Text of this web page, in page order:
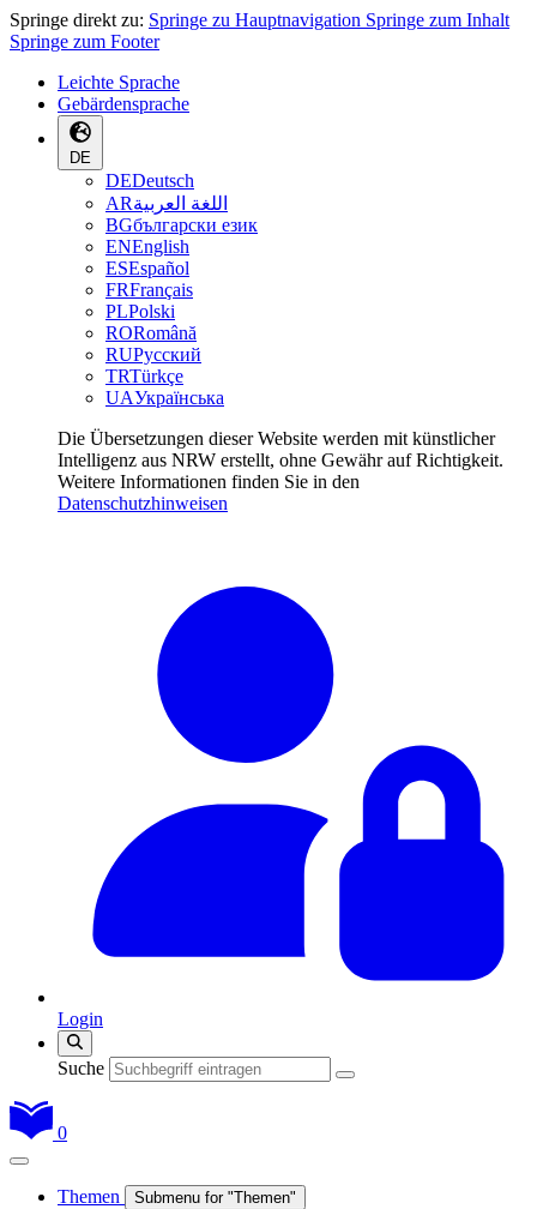
Springe direkt zu: Springe zu Hauptnavigation Springe zum Inhalt
Springe zum Footer
Leichte Sprache
Gebärdensprache
DE
DEDeutsch
ARاللغة العربية
BGбългарски език
ENEnglish
ESEspañol
FRFrançais
PLPolski
RORomână
RUРусский
TRTürkçe
UAУкраїнська
Die Übersetzungen dieser Website werden mit künstlicher
Intelligenz aus NRW erstellt, ohne Gewähr auf Richtigkeit.
Weitere Informationen finden Sie in den
Datenschutzhinweisen
Login
Suche
0
Themen Submenu for "Themen"